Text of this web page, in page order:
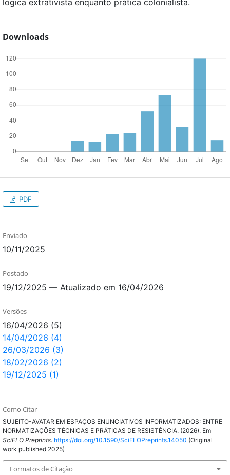
Downloads
PDF
Enviado
10/11/2025
Postado
19/12/2025 — Atualizado em 16/04/2026
Versões
16/04/2026 (5)
14/04/2026 (4)
26/03/2026 (3)
18/02/2026 (2)
19/12/2025 (1)
Como Citar
SUJEITO-AVATAR EM ESPAÇOS ENUNCIATIVOS INFORMATIZADOS: ENTRE
NORMATIZAÇÕES TÉCNICAS E PRÁTICAS DE RESISTÊNCIA. (2026). Em
SciELO Preprints. https://doi.org/10.1590/SciELOPreprints.14050 (Original
work published 2025)
Formatos de Citação